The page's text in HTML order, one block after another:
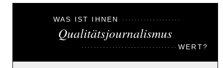
WAS IST IHNEN
Qualitätsjournalismus
WERT?